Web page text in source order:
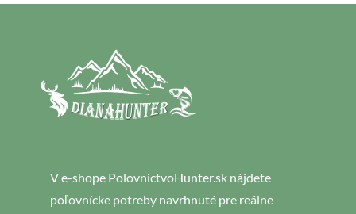
V e-shope PolovnictvoHunter.sk nájdete
poľovnícke potreby navrhnuté pre reálne